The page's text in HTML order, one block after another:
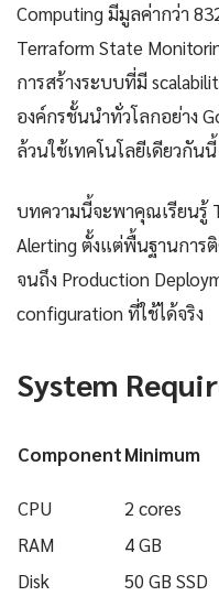
Computing มีมูลค่ากว่า
Terraform State
การสร้างระบบที่มี
องค์กรชั้นนำทั่วโลกอย่าง
ล้วนใช้เทคโนโลยีเดียวกันนี้
บทความนี้จะพาคุณเรียนรู้
Alerting ตั้งแต่พื้นฐานการ
จนถึง Production
configuration ที่ใช้ได้จริง
System
ComponentMinimum
CPU
2 cores
RAM
4 GB
Disk
50 GB SSD